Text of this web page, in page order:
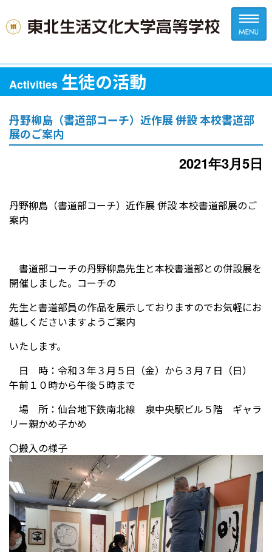
受験生の方へ 中学校の先生方へ
在校生の方へ
アクセス お問い合わせ
寄付金のお願い
Activities 生徒の活動
丹野柳島（書道部コーチ）近作展 併設 本校書道部
展のご案内
2021年3月5日
丹野柳島（書道部コーチ）近作展 併設 本校書道部展のご
案内
書道部コーチの丹野柳島先生と本校書道部との併設展を
開催しました。コーチの
先生と書道部員の作品を展示しておりますのでお気軽にお
越しくださいますようご案内
いたします。
日 時：令和３年３月５日（金）から３月７日（日）
午前１０時から午後５時まで
場 所：仙台地下鉄南北線 泉中央駅ビル５階 ギャラ
リー親かめ子かめ
〇搬入の様子